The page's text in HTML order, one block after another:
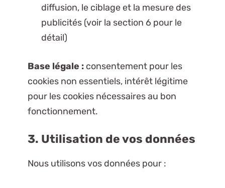
diffusion, le ciblage et la mesure des
publicités (voir la section 6 pour le
détail)
Base légale :consentement pour les
cookies non essentiels, intérêt légitime
pour les cookies nécessaires au bon
fonctionnement.
3. Utilisation de vos données
Nous utilisons vos données pour :